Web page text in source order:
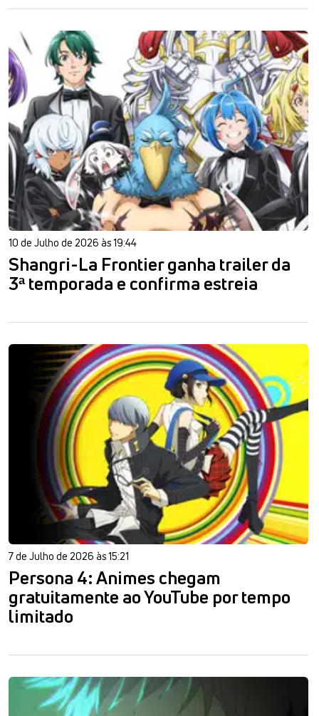
10 de Julho de 2026 às 19:44
Shangri-La Frontier ganha trailer da
3ª temporada e confirma estreia
7 de Julho de 2026 às 15:21
Persona 4: Animes chegam
gratuitamente ao YouTube por tempo
limitado